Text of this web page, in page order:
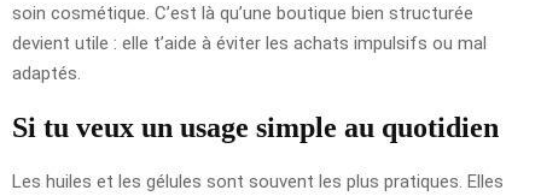
soin cosmétique. C’est là qu’une boutique bien structurée
devient utile : elle t’aide à éviter les achats impulsifs ou mal
adaptés.
Si tu veux un usage simple au quotidien
Les huiles et les gélules sont souvent les plus pratiques. Elles